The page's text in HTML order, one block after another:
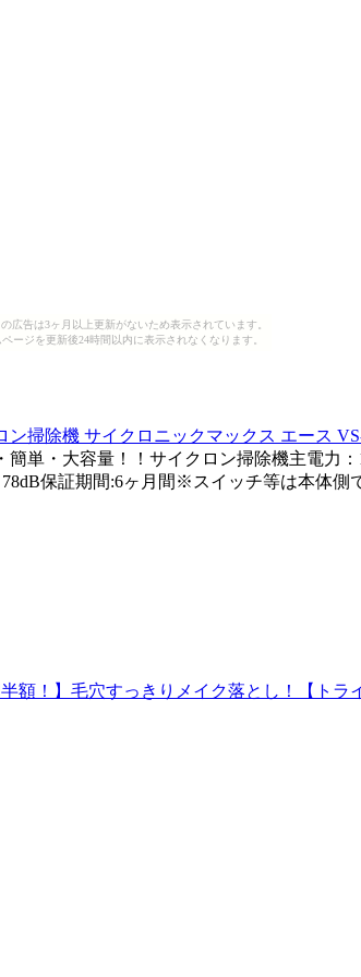
広告は3ヶ月以上更新がないため表示されています。
ページを更新後24時間以内に表示されなくなります。
ン掃除機 サイクロニックマックス エース
簡単・大容量！！サイクロン掃除機主電
保証期間:6ヶ月間※スイッチ等は本体
額！】毛穴すっきりメイク落とし！【トラ